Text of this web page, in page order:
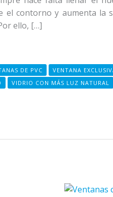
el contorno y aumenta la
ello, […]
DE PVC VENTANA
VIDRIO CON MÁS LUZ NATURAL